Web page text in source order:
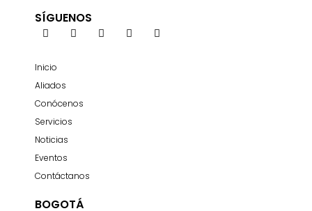
SÍGUENOS
Inicio
Aliados
Conócenos
Servicios
Noticias
Eventos
Contáctanos
BOGOTÁ